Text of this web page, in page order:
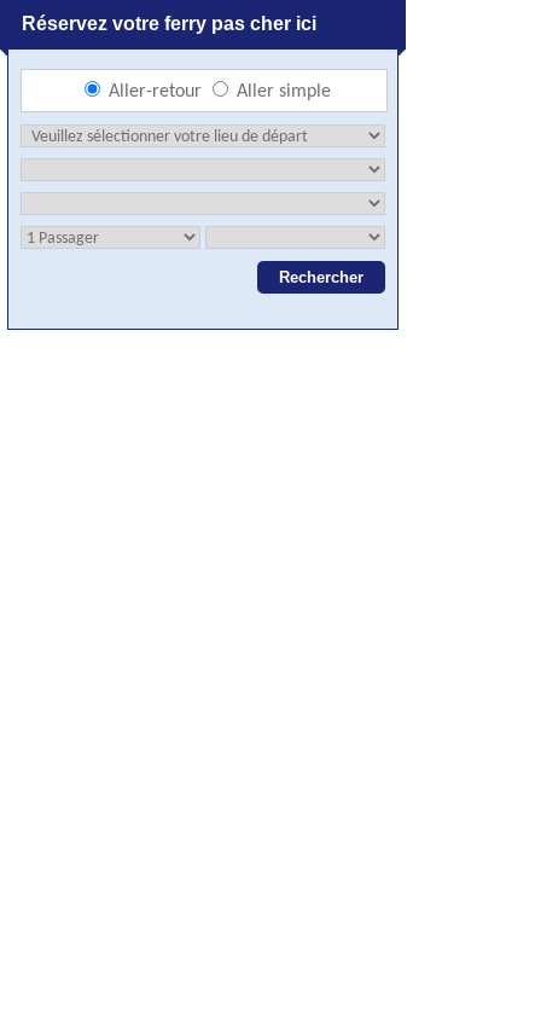
Réservez votre ferry pas cher ici
Aller-retour Aller simple